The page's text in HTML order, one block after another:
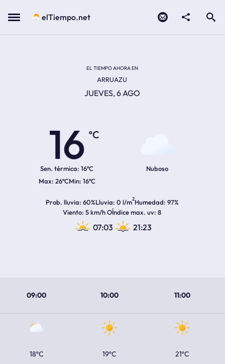
Menu elTiempo.net
EL TIEMPO AHORA EN
ARRUAZU
JUEVES, 6 AGO
16
ºC
Sen. térmica: 16ºC
26ºC 16ºC
Nuboso
Prob. lluvia 60%Lluvia 0 l/m2Humedad 97%
Viento 5 km/h OÍndice max. uv 8
07:03 21:23
09:00 10:00 11:00
18ºC 19ºC 21ºC